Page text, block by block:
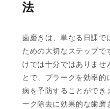
法
歯磨きは、単なる日課で
ための大切なステップで
けでは十分ではありませ
とで、プラークを効率的
病を予防することができ
ーク除去に効果的な歯磨